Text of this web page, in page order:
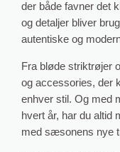
der både favner det
og detaljer bliver
autentiske og
Fra bløde striktrøjer
og accessories, der
enhver stil. Og med
hvert år, har du altid
med sæsonens nye